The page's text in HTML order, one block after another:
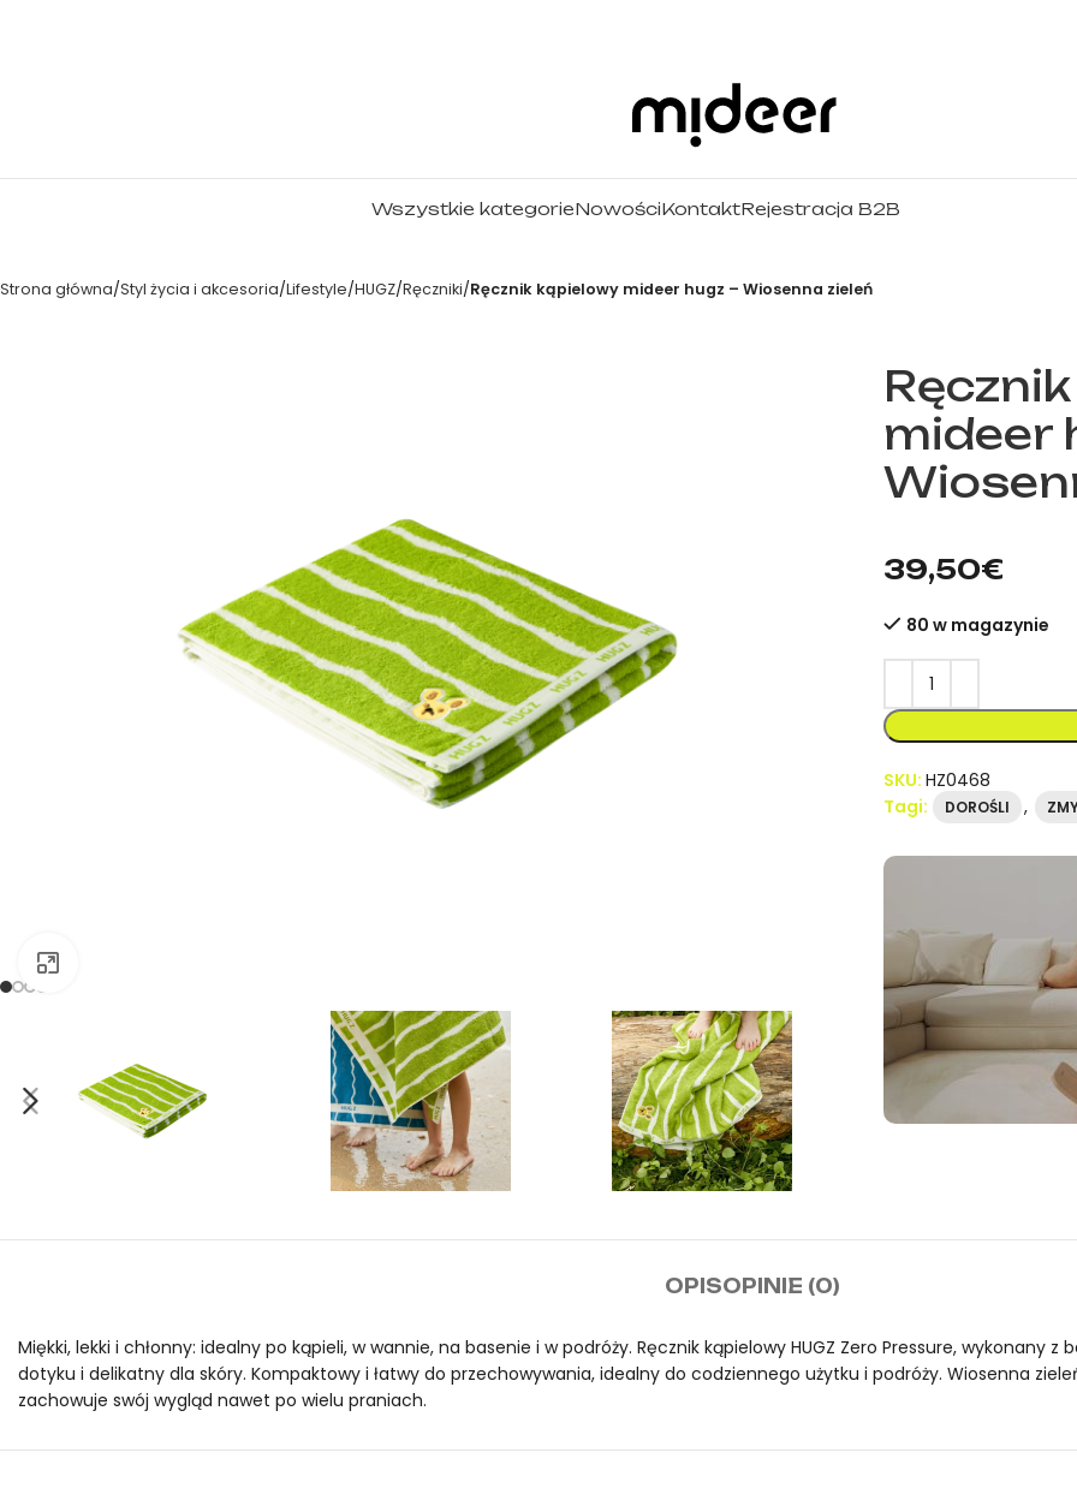
Wszystkie kategorieNowościKontaktRejestracja B2B
Strona główna Styl życia i akcesoria Lifestyle HUGZ Ręczniki Ręcznik kąpielowy mideer hugz – Wiosenna zieleń
mideer
39,50€
80 w magazynie
SKU:HZ0468
Tagi:
DOROŚLI ,
OPISOPINIE (0)
Miękki, lekki i chłonny: idealny po kąpieli, w wannie, na basenie i w podróży. Ręcznik kąpielowy HUGZ Zero Pressure, wykonany
dotyku i delikatny dla skóry. Kompaktowy i łatwy do przechowywania, idealny do codziennego użytku i podróży. Wiosenna
zachowuje swój wygląd nawet po wielu praniach.
Ręcznik kąpielowy Mideer HUGZ Zero Pressure Unisex (Wiosenna zieleń) 70×140 to oryginalny produkt marki Mideer.
Ręcznik kąpielowy Mideer HUGZ Zero Pressure Unisex (Wiosenna zieleń) 70×140 to oryginalny produkt marki Mideer.